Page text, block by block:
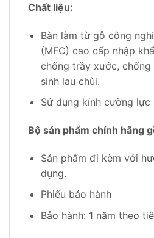
Chất liệu:
Bàn làm từ gỗ công
(MFC) cao cấp nhập
chống trầy xước,
sinh lau chùi.
Sử dụng kính cường lực
Bộ sản phẩm chính hãng
Sản phẩm đi kèm với
dụng.
Phiếu bảo hành
Bảo hành: 1 năm theo